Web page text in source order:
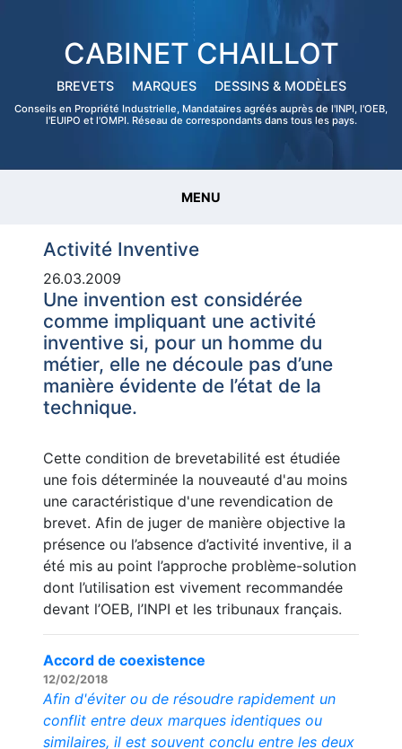
CABINET CHAILLOT
BREVETS MARQUES DESSINS & MODÈLES
Conseils en Propriété Industrielle, Mandataires agréés auprès de l'INPI, l'OEB,
l'EUIPO et l'OMPI. Réseau de correspondants dans tous les pays.
MENU
Activité Inventive
26.03.2009
Une invention est considérée
comme impliquant une activité
inventive si, pour un homme du
métier, elle ne découle pas d’une
manière évidente de l’état de la
technique.
Cette condition de brevetabilité est étudiée
une fois déterminée la nouveauté d'au moins
une caractéristique d'une revendication de
brevet. Afin de juger de manière objective la
présence ou l’absence d’activité inventive, il a
été mis au point l’approche problème-solution
dont l’utilisation est vivement recommandée
devant l’OEB, l’INPI et les tribunaux français.
Accord de coexistence
12/02/2018
Afin d'éviter ou de résoudre rapidement un
conflit entre deux marques identiques ou
similaires, il est souvent conclu entre les deux